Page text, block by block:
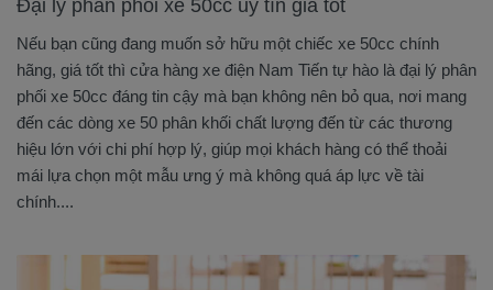
Đại lý phân phối xe 50cc uy tín giá tốt
Nếu bạn cũng đang muốn sở hữu một chiếc xe 50cc chính
hãng, giá tốt thì cửa hàng xe điện Nam Tiến tự hào là đại lý phân
phối xe 50cc đáng tin cậy mà bạn không nên bỏ qua, nơi mang
đến các dòng xe 50 phân khối chất lượng đến từ các thương
hiệu lớn với chi phí hợp lý, giúp mọi khách hàng có thể thoải
mái lựa chọn một mẫu ưng ý mà không quá áp lực về tài
chính....